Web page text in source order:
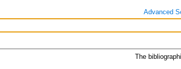
Advanced
The